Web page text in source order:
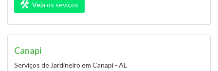
Veja os seviços
Canapi
Serviços de Jardineiro em Canapi - AL